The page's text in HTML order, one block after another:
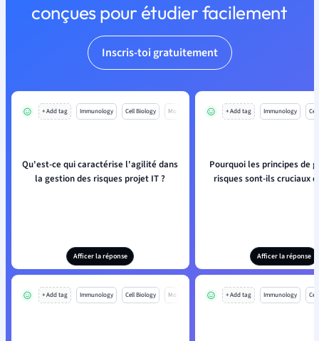
conçues pour étudier facilement
Inscris-toi gratuitement
+ Add tag Immunology Cell Biology Mo
Qu'est-ce qui caractérise l'agilité dans
la gestion des risques projet IT ?
Afficer la réponse
+ Add tag Immunology
Pourquoi les principes de
risques sont-ils cruciaux
Afficer la réponse
+ Add tag Immunology Cell Biology Mo + Add tag Immunology